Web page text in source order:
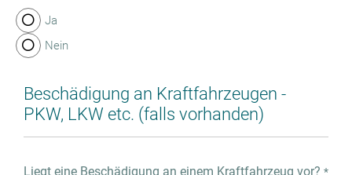
Ja
Nein
Beschädigung an Kraftfahrzeugen -
PKW, LKW etc. (falls vorhanden)
Liegt eine Beschädigung an einem Kraftfahrzeug vor? *